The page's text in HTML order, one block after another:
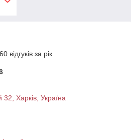
відгуків за рік
32, Харків, Україна